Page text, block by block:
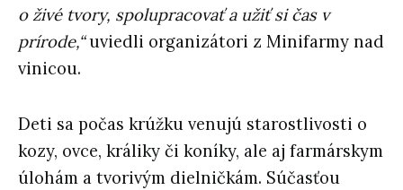
o živé tvory, spolupracovať a užiť si čas v
prírode,“uviedli organizátori z Minifarmy nad
vinicou.
Deti sa počas krúžku venujú starostlivosti o
kozy, ovce, králiky či koníky, ale aj farmárskym
úlohám a tvorivým dielničkám. Súčasťou